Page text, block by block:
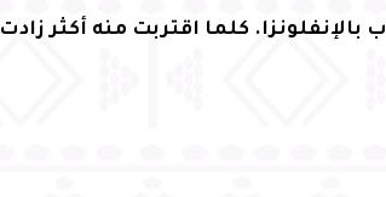
كلما اقتربت منه أكثر زادت